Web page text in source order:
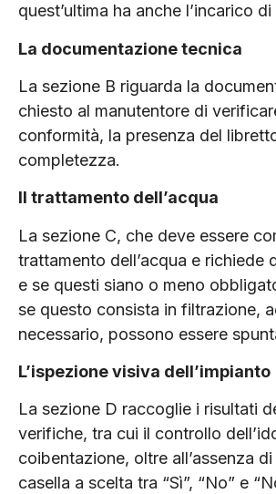
quest’ultima ha anche l’incarico
La documentazione tecnica
La sezione B riguarda la
chiesto al manutentore di
conformità, la presenza del
completezza.
Il trattamento dell’acqua
La sezione C, che deve essere
trattamento dell’acqua e richiede
e se questi siano o meno
se questo consista in filtrazione,
necessario, possono essere
L’ispezione visiva dell’impianto
La sezione D raccoglie i risultati
verifiche, tra cui il controllo
coibentazione, oltre all’assenza
casella a scelta tra “Sì”, “No” e